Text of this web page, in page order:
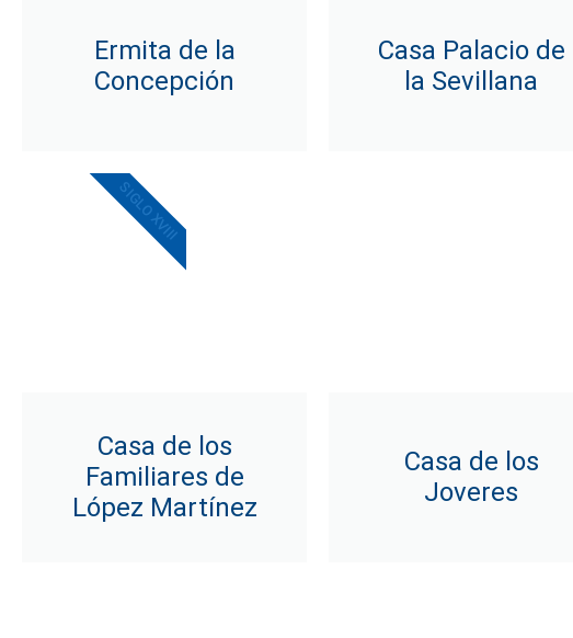
Ermita de la
Concepción
Casa Palacio de
la Sevillana
Casa de los
Familiares de
López Martínez
SIGLO XVIII
Casa de los
Joveres